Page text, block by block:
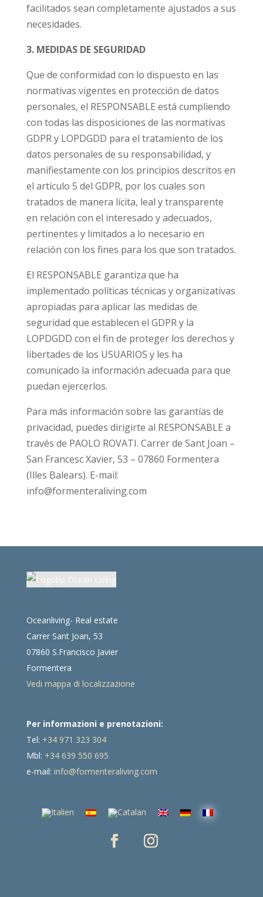
facilitados sean completamente ajustados a sus
necesidades.
3. MEDIDAS DE SEGURIDAD
Que de conformidad con lo dispuesto en las
normativas vigentes en protección de datos
personales, el RESPONSABLE está cumpliendo
con todas las disposiciones de las normativas
GDPR y LOPDGDD para el tratamiento de los
datos personales de su responsabilidad, y
manifiestamente con los principios descritos en
el artículo 5 del GDPR, por los cuales son
tratados de manera lícita, leal y transparente
en relación con el interesado y adecuados,
pertinentes y limitados a lo necesario en
relación con los fines para los que son tratados.
El RESPONSABLE garantiza que ha
implementado políticas técnicas y organizativas
apropiadas para aplicar las medidas de
seguridad que establecen el GDPR y la
LOPDGDD con el fin de proteger los derechos y
libertades de los USUARIOS y les ha
comunicado la información adecuada para que
puedan ejercerlos.
Para más información sobre las garantías de
privacidad, puedes dirigirte al RESPONSABLE a
través de PAOLO ROVATI. Carrer de Sant Joan –
San Francesc Xavier, 53 – 07860 Formentera
(Illes Balears). E-mail:
info@formenteraliving.com
Oceanliving- Real estate
Carrer Sant Joan, 53
07860 S.Francisco Javier
Formentera
Vedi mappa di localizzazione
Per informazioni e prenotazioni:
Tel: +34 971 323 304
Mbl: +34 639 550 695
e-mail: info@formenteraliving.com